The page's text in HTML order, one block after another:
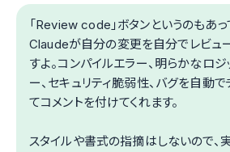
「Review code」ボタンというのもあっ
Claudeが自分の変更を自分でレビュ
すよ。コンパイルエラー、明らかなロジ
ー、セキュリティ脆弱性、バグを自動で
てコメントを付けてくれます。
スタイルや書式の指摘はしないので、